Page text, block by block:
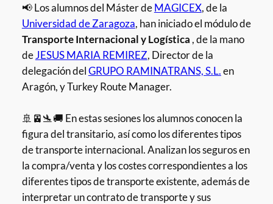
📢 Los alumnos del Máster deMAGICEX, de la
Universidad de Zaragoza, han iniciado el módulo de
Transporte Internacional y Logística , de la mano
deJESUS MARIA REMIREZ, Director de la
delegación delGRUPO RAMINATRANS, S.L.en
Aragón, y Turkey Route Manager.
🚢🚈🛬🚚 En estas sesiones los alumnos conocen la
figura del transitario, así como los diferentes tipos
de transporte internacional. Analizan los seguros en
la compra/venta y los costes correspondientes a los
diferentes tipos de transporte existente, además de
interpretar un contrato de transporte y sus